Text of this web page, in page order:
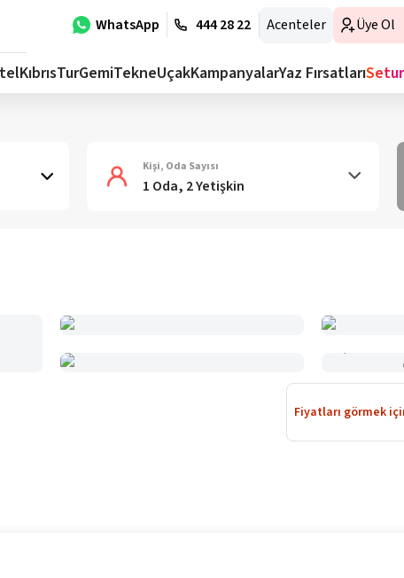
WhatsApp 444 28 22 Acenteler Üye Ol
KıbrısTurGemiTekneUçakKampanyalarYaz Fırsatları
Kişi, Oda Sayısı
1 Oda, 2 Yetişkin
Fiyatları görmek